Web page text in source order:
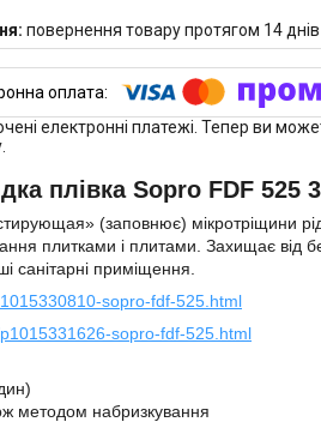
повернення товару протягом 14 днів
електронні платежі. Тепер ви
плівка Sopro FDF 525 3
(заповнює) мікротріщини
плитками і плитами. Захищає від
санітарні приміщення.
sopro-fdf-525.html
sopro-fdf-525.html
методом набризкування